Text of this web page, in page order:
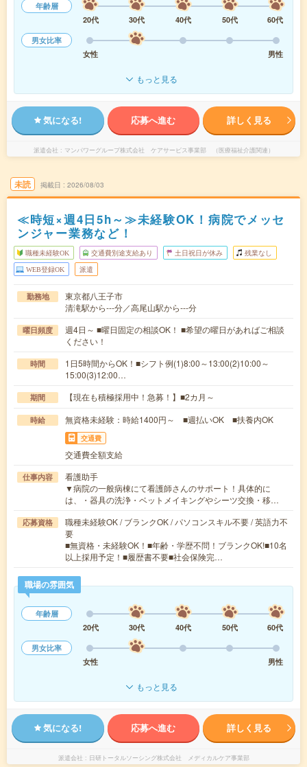
年齢層
20代
30代 40代 50代
60代
男女比率
女性
男性
もっと見る
気になる! 応募へ進む 詳しく見る
派遣会社 マンパワーグループ株式会社 ケアサービス事業部 （医療福祉介護関連）
未読 掲載日 2026/08/03
≪時短×週4日5h～≫未経験OK！病院でメッセ
ンジャー業務など！
職種未経験OK 交通費別途支給あり 土日祝日が休み 残業なし
WEB登録OK 派遣
勤務地
東京都八王子市
清滝駅から---分／高尾山駅から---分
曜日頻度
週4日～ ■曜日固定の相談OK！ ■希望の曜日があればご相談
ください！
時間
1日5時間からOK！■シフト例(1)8:00～13:00(2)10:00～
15:00(3)12:00…
期間 【現在も積極採用中！急募！】■2カ月～
時給 無資格未経験：時給1400円～ ■週払いOK ■扶養内OK
交通費
交通費全額支給
仕事内容
看護助手
▼病院の一般病棟にて看護師さんのサポート！具体的に
は、・器具の洗浄・ベットメイキングやシーツ交換・移…
応募資格
職種未経験OK / ブランクOK / パソコンスキル不要 / 英語力不
要
■無資格・未経験OK！■年齢・学歴不問！ブランクOK!■10名
以上採用予定！■履歴書不要■社会保険完…
職場の雰囲気
年齢層
20代
30代 40代 50代
60代
男女比率
女性
男性
もっと見る
気になる! 応募へ進む 詳しく見る
派遣会社 日研トータルソーシング株式会社 メディカルケア事業部